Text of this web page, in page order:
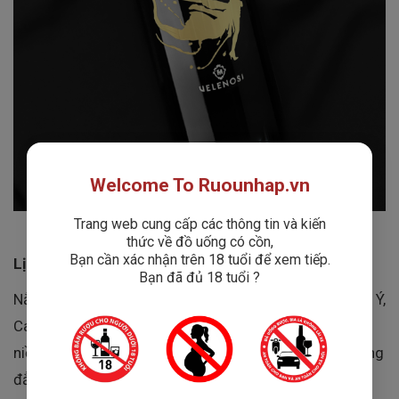
Lịch Sử Nhà Sản Xuất Rượu Vang Velenosi
Nằm trên những ngọn đồi phía đông của vùng Marche, Ý,
Cantina Velenosi đã khởi nghiệp từ năm 1984 nhờ vào
niềm đam mê và khát vọng tạo ra những chai rượu vang
đẳng cấp thế giới của Angela và Ercole Velenosi. Từ
Welcome To Ruounhap.vn
Trang web cung cấp các thông tin và kiến
thức về đồ uống có cồn,
Bạn cần xác nhận trên 18 tuổi để xem tiếp.
Bạn đã đủ 18 tuổi ?